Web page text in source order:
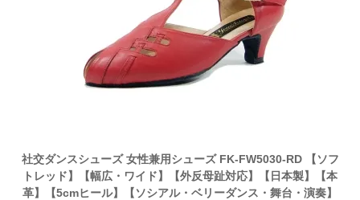
社交ダンスシューズ 女性兼用シューズ FK-FW5030-RD 【ソフ
トレッド】【幅広・ワイド】【外反母趾対応】【日本製】【本
革】【5cmヒール】【ソシアル・ベリーダンス・舞台・演奏】